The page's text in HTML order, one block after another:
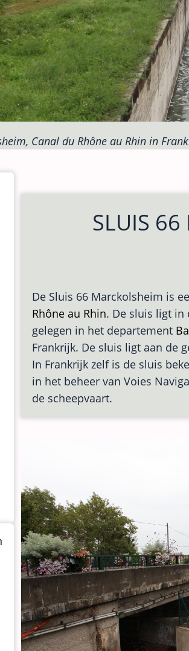
Canal du Rhône au Rhin in
SLUIS 66
De Sluis 66 Marckolsheim is
Rhône au Rhin. De sluis ligt in
gelegen in het departement
Frankrijk. De sluis ligt aan de
In Frankrijk zelf is de sluis
in het beheer van Voies
de scheepvaart.